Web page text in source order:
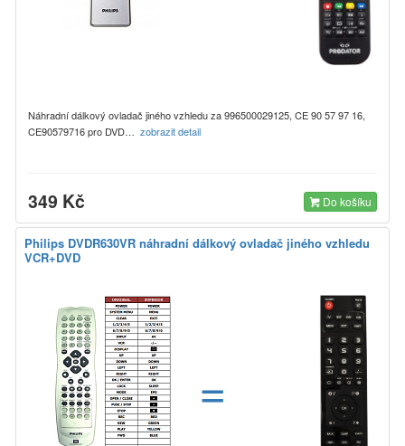
Náhradní dálkový ovladač jiného vzhledu za 996500029125, CE 90 57 97 16,
CE90579716 pro DVD… zobrazit detail
349 Kč Do košíku
Philips DVDR630VR náhradní dálkový ovladač jiného vzhledu
VCR+DVD
=